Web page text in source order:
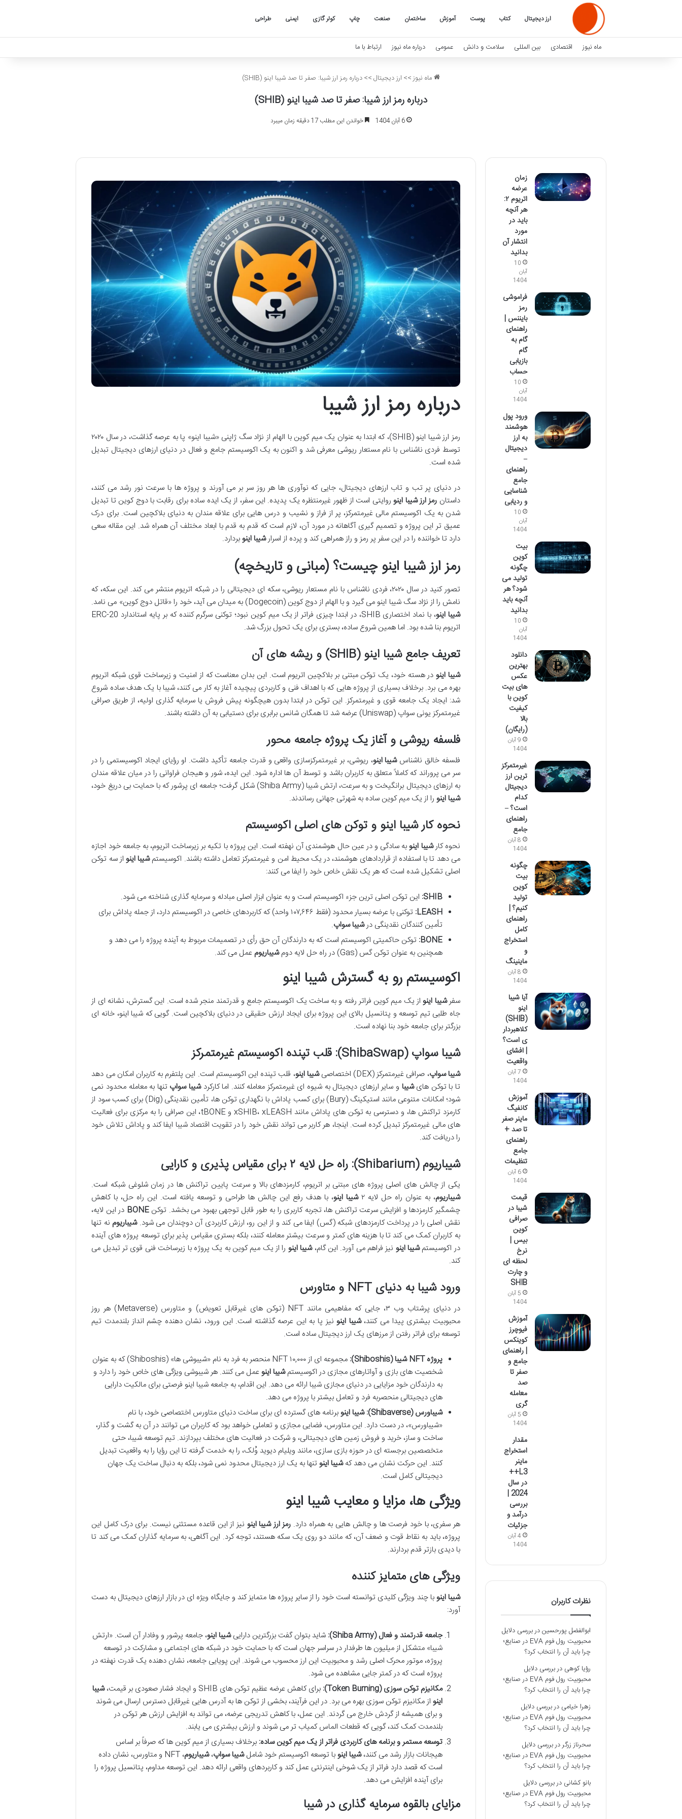
ارز دیجیتال کتاب پوست آموزش ساختمان صنعت چاپ کولر گازی ایمنی طراحی
ماه نیوز اقتصادی بین المللی سلامت و دانش عمومی درباره ماه نیوز ارتباط با ما
ماه نیوز>> ارز دیجیتال>>درباره رمز ارز شیبا: صفر تا صد شیبا اینو (SHIB)
درباره رمز ارز شیبا: صفر تا صد شیبا اینو (SHIB)
6 آبان 1404 خواندن این مطلب 17 دقیقه زمان میبرد
درباره رمز ارز شیبا
رمز ارز شیبا اینو (SHIB)، که ابتدا به عنوان یک میم کوین با الهام از نژاد سگ ژاپنی «شیبا اینو» پا به عرصه گذاشت، در سال ۲۰۲۰
توسط فردی ناشناس با نام مستعار ریوشی معرفی شد و اکنون به یک اکوسیستم جامع و فعال در دنیای ارزهای دیجیتال تبدیل
شده است.
در دنیای پر تب و تاب ارزهای دیجیتال، جایی که نوآوری ها هر روز سر بر می آورند و پروژه ها با سرعت نور رشد می کنند،
داستان رمز ارز شیبا اینو روایتی است از ظهور غیرمنتظره یک پدیده. این سفر، از یک ایده ساده برای رقابت با دوج کوین تا تبدیل
شدن به یک اکوسیستم مالی غیرمتمرکز، پر از فراز و نشیب و درس هایی برای علاقه مندان به دنیای بلاکچین است. برای درک
عمیق تر این پروژه و تصمیم گیری آگاهانه در مورد آن، لازم است که قدم به قدم با ابعاد مختلف آن همراه شد. این مقاله سعی
دارد تا خواننده را در این سفر پر رمز و راز همراهی کند و پرده از اسرارشیبا اینو بردارد.
رمز ارز شیبا اینو چیست؟ (مبانی و تاریخچه)
تصور کنید در سال ۲۰۲۰، فردی ناشناس با نام مستعار ریوشی، سکه ای دیجیتالی را در شبکه اتریوم منتشر می کند. این سکه، که
نامش را از نژاد سگ شیبا اینو می گیرد و با الهام از دوج کوین (Dogecoin) به میدان می آید، خود را «قاتل دوج کوین» می نامد.
شیبا اینو
، با نماد اختصاری SHIB، در ابتدا چیزی فراتر از یک میم کوین نبود؛ توکنی سرگرم کننده که بر پایه استاندارد ERC-20
اتریوم بنا شده بود. اما همین شروع ساده، بستری برای یک تحول بزرگ شد.
تعریف جامع شیبا اینو (SHIB) و ریشه های آن
شیبا اینو در هسته خود، یک توکن مبتنی بر بلاکچین اتریوم است. این بدان معناست که از امنیت و زیرساخت قوی شبکه اتریوم
بهره می برد. برخلاف بسیاری از پروژه هایی که با اهداف فنی و کاربردی پیچیده آغاز به کار می کنند، شیبا با یک هدف ساده شروع
شد: ایجاد یک جامعه قوی و غیرمتمرکز. این توکن در ابتدا بدون هیچگونه پیش فروش یا سرمایه گذاری اولیه، از طریق صرافی
غیرمتمرکز یونی سواپ (Uniswap) عرضه شد تا همگان شانس برابری برای دستیابی به آن داشته باشند.
فلسفه ریوشی و آغاز یک پروژه جامعه محور
فلسفه خالق ناشناسشیبا اینو، ریوشی، بر غیرمتمرکزسازی واقعی و قدرت جامعه تأکید داشت. او رؤیای ایجاد اکوسیستمی را در
سر می پروراند که کاملاً متعلق به کاربران باشد و توسط آن ها اداره شود. این ایده، شور و هیجان فراوانی را در میان علاقه مندان
به ارزهای دیجیتال برانگیخت و به سرعت، ارتش شیبا (Shiba Army) شکل گرفت؛ جامعه ای پرشور که با حمایت بی دریغ خود،
شیبا اینو را از یک میم کوین ساده به شهرتی جهانی رساندند.
نحوه کار شیبا اینو و توکن های اصلی اکوسیستم
نحوه کارشیبا اینو به سادگی و در عین حال هوشمندی آن نهفته است. این پروژه با تکیه بر زیرساخت اتریوم، به جامعه خود اجازه
می دهد تا با استفاده از قراردادهای هوشمند، در یک محیط امن و غیرمتمرکز تعامل داشته باشند. اکوسیستمشیبا اینو از سه توکن
اصلی تشکیل شده است که هر یک نقش خاص خود را ایفا می کنند:
SHIB: این توکن اصلی ترین جزء اکوسیستم است و به عنوان ابزار اصلی مبادله و سرمایه گذاری شناخته می شود.
LEASH:
توکنی با عرضه بسیار محدود (فقط ۱۰۷,۶۴۶ واحد) که کاربردهای خاصی در اکوسیستم دارد، از جمله پاداش برای
تأمین کنندگان نقدینگی درشیبا سواپ.
BONE: توکن حاکمیتی اکوسیستم است که به دارندگان آن حق رأی در تصمیمات مربوط به آینده پروژه را می دهد و
همچنین به عنوان توکن گس (Gas) در راه حل لایه دوم
شیباریوم عمل می کند.
اکوسیستم رو به گسترش شیبا اینو
سفرشیبا اینواز یک میم کوین فراتر رفته و به ساخت یک اکوسیستم جامع و قدرتمند منجر شده است. این گسترش، نشانه ای از
جاه طلبی تیم توسعه و پتانسیل بالای این پروژه برای ایجاد ارزش حقیقی در دنیای بلاکچین است. گویی که شیبا اینو، خانه ای
بزرگتر برای جامعه خود بنا نهاده است.
شیبا سواپ (ShibaSwap): قلب تپنده اکوسیستم غیرمتمرکز
شیبا سواپ، صرافی غیرمتمرکز (DEX) اختصاصی شیبا اینو، قلب تپنده این اکوسیستم است. این پلتفرم به کاربران امکان می دهد
تا با توکن هایشیبا و سایر ارزهای دیجیتال به شیوه ای غیرمتمرکز معامله کنند. اما کارکردشیبا سواپ تنها به معامله محدود نمی
شود؛ امکانات متنوعی مانند استیکینگ (Bury) برای کسب پاداش با نگهداری توکن ها، تأمین نقدینگی (Dig) برای کسب سود از
کارمزد تراکنش ها، و دسترسی به توکن های پاداش مانند xSHIB، xLEASH و tBONE، این صرافی را به مرکزی برای فعالیت
های مالی غیرمتمرکز تبدیل کرده است. اینجا، هر کاربر می تواند نقش خود را در تقویت اقتصاد شیبا ایفا کند و پاداش تلاش خود
را دریافت کند.
شیباریوم (Shibarium): راه حل لایه ۲ برای مقیاس پذیری و کارایی
یکی از چالش های اصلی پروژه های مبتنی بر اتریوم، کارمزدهای بالا و سرعت پایین تراکنش ها در زمان شلوغی شبکه است.
شیباریوم، به عنوان راه حل لایه ۲ شیبا اینو، با هدف رفع این چالش ها طراحی و توسعه یافته است. این راه حل، با کاهش
چشمگیر کارمزدها و افزایش سرعت تراکنش ها، تجربه کاربری را به طور قابل توجهی بهبود می بخشد. توکنBONE در این لایه،
نقش اصلی را در پرداخت کارمزدهای شبکه (گس) ایفا می کند و از این رو، ارزش کاربردی آن دوچندان می شود.شیباریوم نه تنها
به کاربران کمک می کند تا با هزینه های کمتر و سرعت بیشتر معامله کنند، بلکه بستری مقیاس پذیر برای توسعه پروژه های آینده
در اکوسیستمشیبا اینو نیز فراهم می آورد. این گام،شیبا اینو را از یک میم کوین به یک پروژه با زیرساخت فنی قوی تر تبدیل می
کند.
ورود شیبا به دنیای NFT و متاورس
در دنیای پرشتاب وب ۳، جایی که مفاهیمی مانند NFT (توکن های غیرقابل تعویض) و متاورس (Metaverse) هر روز
محبوبیت بیشتری پیدا می کنند،شیبا اینو نیز پا به این عرصه گذاشته است. این ورود، نشان دهنده چشم انداز بلندمدت تیم
توسعه برای فراتر رفتن از مرزهای یک ارز دیجیتال ساده است.
پروژه NFT شیبا (Shiboshis):
مجموعه ای از ۱۰,۰۰۰ NFT منحصر به فرد به نام «شیبوشی ها» (Shiboshis) که به عنوان
شخصیت های بازی و آواتارهای مجازی در اکوسیستمشیبا اینو عمل می کنند. هر شیبوشی ویژگی های خاص خود را دارد و
به دارندگان خود مزایایی در دنیای مجازی شیبا ارائه می دهد. این اقدام، به جامعه شیبا اینو فرصتی برای مالکیت دارایی
های دیجیتالی منحصربه فرد و تعامل بیشتر با پروژه می دهد.
شیباورس (Shibaverse):
شیبا اینو برنامه های گسترده ای برای ساخت دنیای متاورس اختصاصی خود، با نام
«شیباورس»، در دست دارد. این متاورس، فضایی مجازی و تعاملی خواهد بود که کاربران می توانند در آن به گشت و گذار،
ساخت و ساز، خرید و فروش زمین های دیجیتالی، و شرکت در فعالیت های مختلف بپردازند. تیم توسعه شیبا، حتی
متخصصین برجسته ای در حوزه بازی سازی، مانند ویلیام دیوید وُلک، را به خدمت گرفته تا این رؤیا را به واقعیت تبدیل
کنند. این حرکت نشان می دهد کهشیبا اینو تنها به یک ارز دیجیتال محدود نمی شود، بلکه به دنبال ساخت یک جهان
دیجیتالی کامل است.
ویژگی ها، مزایا و معایب شیبا اینو
هر سفری، با خود فرصت ها و چالش هایی به همراه دارد. رمز ارز شیبا اینو نیز از این قاعده مستثنی نیست. برای درک کامل این
پروژه، باید به نقاط قوت و ضعف آن، که مانند دو روی یک سکه هستند، توجه کرد. این آگاهی، به سرمایه گذاران کمک می کند تا
با دیدی بازتر قدم بردارند.
ویژگی های متمایز کننده
شیبا اینو با چند ویژگی کلیدی توانسته است خود را از سایر پروژه ها متمایز کند و جایگاه ویژه ای در بازار ارزهای دیجیتال به دست
آورد:
جامعه قدرتمند و فعال (Shiba Army):
شاید بتوان گفت بزرگترین داراییشیبا اینو، جامعه پرشور و وفادار آن است. «ارتش
شیبا» متشکل از میلیون ها طرفدار در سراسر جهان است که با حمایت خود در شبکه های اجتماعی و مشارکت در توسعه
پروژه، موتور محرک اصلی رشد و محبوبیت این ارز محسوب می شوند. این پویایی جامعه، نشان دهنده یک قدرت نهفته در
پروژه است که در کمتر جایی مشاهده می شود.
مکانیزم توکن سوزی (Token Burning):
برای کاهش عرضه عظیم توکن های SHIB و ایجاد فشار صعودی بر قیمت،
شیبا
اینو از مکانیزم توکن سوزی بهره می برد. در این فرآیند، بخشی از توکن ها به آدرس هایی غیرقابل دسترس ارسال می شوند
و برای همیشه از گردش خارج می گردند. این عمل، با کاهش تدریجی عرضه، می تواند به افزایش ارزش هر توکن در
بلندمدت کمک کند، گویی که قطعات الماس کمیاب تر می شوند و ارزش بیشتری می یابند.
توسعه مستمر و برنامه های کاربردی فراتر از یک میم کوین ساده: برخلاف بسیاری از میم کوین ها که صرفاً بر اساس
هیجانات بازار رشد می کنند،شیبا اینو با توسعه اکوسیستم خود شاملشیبا سواپ،شیباریوم
، NFT و متاورس، نشان داده
است که قصد دارد فراتر از یک شوخی اینترنتی عمل کند و کاربردهای واقعی ارائه دهد. این توسعه مداوم، پتانسیل پروژه را
برای آینده افزایش می دهد.
مزایای بالقوه سرمایه گذاری در شیبا
زمان
عرضه
اتریوم ۲:
هر آنچه
باید در
مورد
انتشار آن
بدانید
10
آبان
1404
فراموشی
رمز
بایننس |
راهنمای
گام به
گام
بازیابی
حساب
10
آبان
1404
ورود پول
هوشمند
به ارز
دیجیتال
–
راهنمای
جامع
شناسایی
و ردیابی
10
آبان
1404
بیت
کوین
چگونه
تولید می
شود؟ هر
آنچه باید
بدانید
10
آبان
1404
دانلود
بهترین
عکس
های بیت
کوین با
کیفیت
بالا
(رایگان)
9 آبان
1404
غیرمتمرکز
ترین ارز
دیجیتال
کدام
است؟ –
راهنمای
جامع
8 آبان
1404
چگونه
بیت
کوین
تولید
کنیم؟ |
راهنمای
کامل
استخراج
و
ماینینگ
8 آبان
1404
آیا شیبا
اینو
(SHIB)
کلاهبردار
ی است؟
| افشای
واقعیت
7 آبان
1404
آموزش
کانفیگ
ماینر صفر
تا صد +
راهنمای
جامع
تنظیمات
6 آبان
1404
قیمت
شیبا در
صرافی
کوین
بیس |
نرخ
لحظه ای
و چارت
SHIB
5 آبان
1404
آموزش
فیوچرز
کوینکس
| راهنمای
جامع و
صفر تا
صد
معامله
گری
5 آبان
1404
مقدار
استخراج
ماینر
L3++
در سال
2024 |
بررسی
درآمد و
جزئیات
4 آبان
1404
نظرات کاربران
ابوالفضل پورحسیندربررسی دلایل
محبوبیت رول فوم EVA در صنایع؛
چرا باید آن را انتخاب کرد؟
رؤیا کوهی دربررسی دلایل
محبوبیت رول فوم EVA در صنایع؛
چرا باید آن را انتخاب کرد؟
زهرا خیامی دربررسی دلایل
محبوبیت رول فوم EVA در صنایع؛
چرا باید آن را انتخاب کرد؟
سحرناز زرگردربررسی دلایل
محبوبیت رول فوم EVA در صنایع؛
چرا باید آن را انتخاب کرد؟
بانو کشانی دربررسی دلایل
محبوبیت رول فوم EVA در صنایع؛
چرا باید آن را انتخاب کرد؟